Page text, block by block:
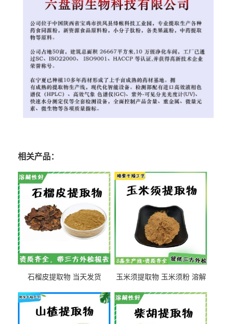
相关产品：
石榴皮提取物 当天发货
玉米须提取物 玉米须粉 溶解